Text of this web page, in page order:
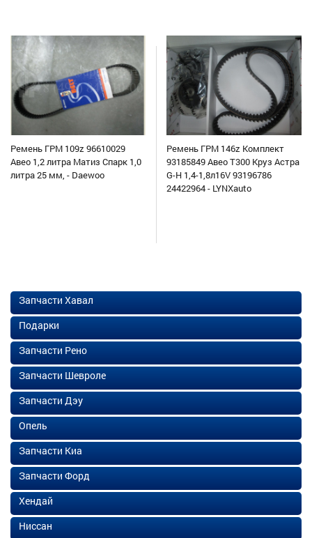
Ремень ГРМ 109z 96610029
Авео 1,2 литра Матиз Спарк 1,0
литра 25 мм, - Daewoo
Ремень ГРМ 146z Комплект
93185849 Авео Т300 Круз Астра
G-H 1,4-1,8л16V 93196786
24422964 - LYNXauto
Запчасти Хавал
Подарки
Запчасти Рено
Запчасти Шевроле
Запчасти Дэу
Опель
Запчасти Киа
Запчасти Форд
Хендай
Ниссан